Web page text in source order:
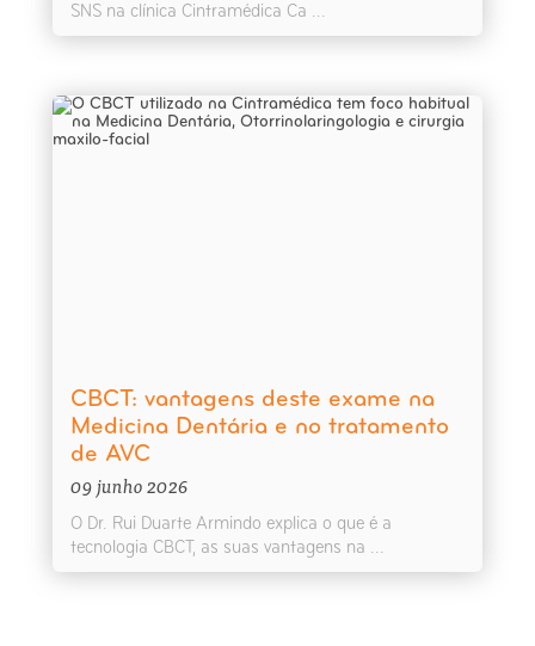
SNS na clínica Cintramédica Ca ...
CBCT: vantagens deste exame na
Medicina Dentária e no tratamento
de AVC
09 junho 2026
O Dr. Rui Duarte Armindo explica o que é a
tecnologia CBCT, as suas vantagens na ...